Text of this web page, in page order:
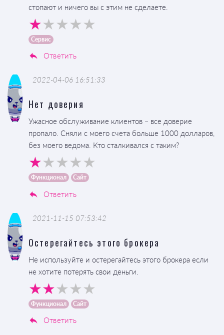
стопают и ничего вы с этим не сделаете.
Сервис
Ответить
2022-04-06 16:51:33
Нет доверия
Ужасное обслуживание клиентов – все доверие
пропало. Сняли с моего счета больше 1000 долларов,
без моего ведома. Кто сталкивался с таким?
Функционал Сайт
Ответить
2021-11-15 07:53:42
Остерегайтесь этого брокера
Не используйте и остерегайтесь этого брокера если
не хотите потерять свои деньги.
Функционал Сайт
Ответить